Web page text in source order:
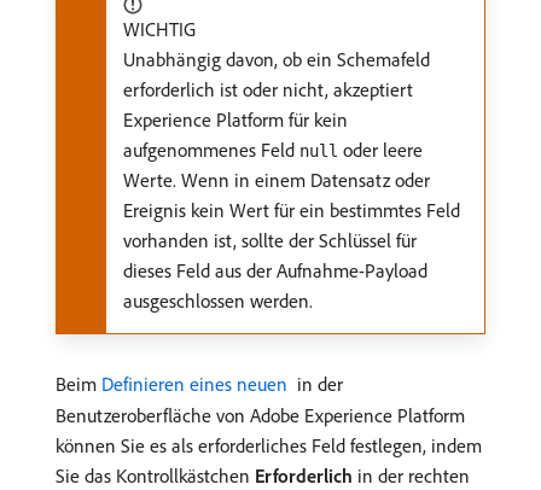
WICHTIG
Unabhängig davon, ob ein Schemafeld
erforderlich ist oder nicht, akzeptiert
Experience Platform für kein
aufgenommenes Feld null oder leere
Werte. Wenn in einem Datensatz oder
Ereignis kein Wert für ein bestimmtes Feld
vorhanden ist, sollte der Schlüssel für
dieses Feld aus der Aufnahme-Payload
ausgeschlossen werden.
Beim Definieren eines neuen ​ in der
Benutzeroberfläche von Adobe Experience Platform
können Sie es als erforderliches Feld festlegen, indem
Sie das Kontrollkästchen Erforderlich in der rechten